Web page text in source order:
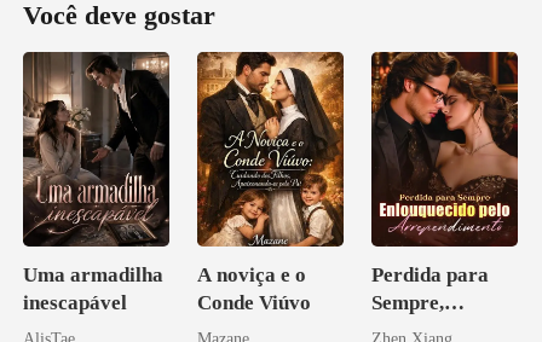
Você deve gostar
Uma armadilha
inescapável
A noviça e o
Conde Viúvo
Perdida para
Sempre,
Enlouquecido